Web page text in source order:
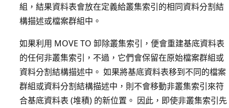
組，結果資料表會放在定義給叢集索引的相同資料分割結
構描述或檔案群組中。
如果利用 MOVE TO 卸除叢集索引，便會重建基底資料表
的任何非叢集索引，不過，它們會保留在原始檔案群組或
資料分割結構描述中。 如果將基底資料表移到不同的檔案
群組或資料分割結構描述中，則不會移動非叢集索引來符
合基底資料表 (堆積) 的新位置。 因此，即使非叢集索引先